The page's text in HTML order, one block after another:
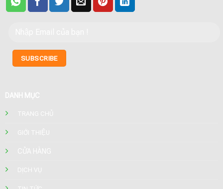
DANH MỤC
TRANG CHỦ
GIỚI THIỆU
CỬA HÀNG
DỊCH VỤ